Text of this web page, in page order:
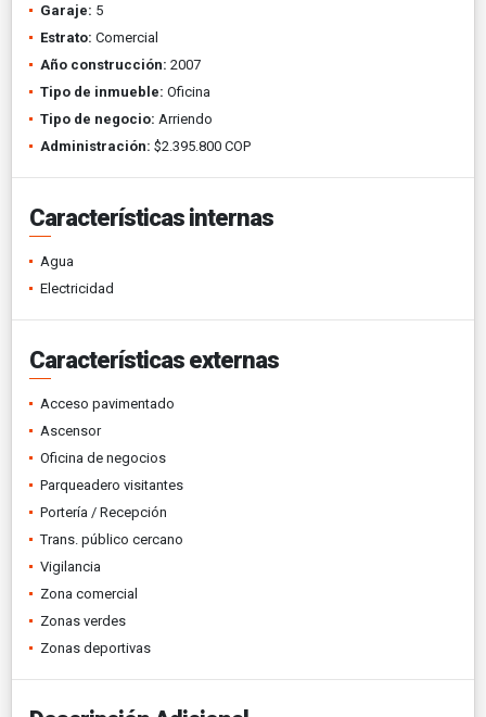
Garaje: 5
Estrato: Comercial
Año construcción: 2007
Tipo de inmueble: Oficina
Tipo de negocio: Arriendo
Administración: $2.395.800 COP
Características internas
Agua
Electricidad
Características externas
Acceso pavimentado
Ascensor
Oficina de negocios
Parqueadero visitantes
Portería / Recepción
Trans. público cercano
Vigilancia
Zona comercial
Zonas verdes
Zonas deportivas